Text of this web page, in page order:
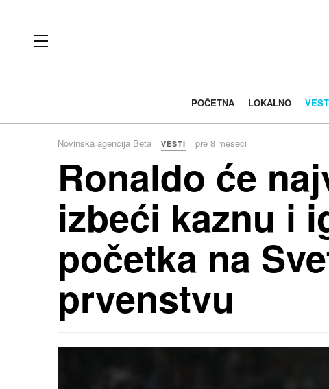
OFF CANVAS
POČETNA LOKALNO
Novinska agencija Beta VESTI pre 8 meseci
Ronaldo će
izbeći kaznu i
početka na
prvenstvu